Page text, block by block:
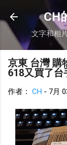
CH
文字和相
京東 台灣 購
618又買了台
作者： CH - 7月